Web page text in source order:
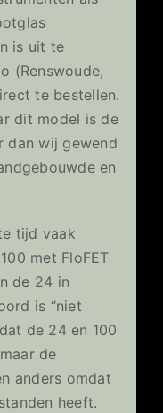
is uit te
(Renswoude,
te bestellen.
dit model is de
dan wij gewend
en
tijd vaak
met FloFET
de 24 in
is “niet
de 24 en 100
de
anders omdat
heeft.